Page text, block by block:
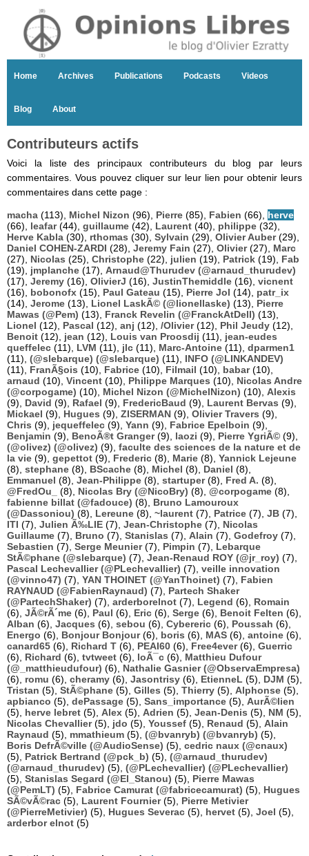
Home Archives Publications Podcasts Videos
Blog About
Contributeurs actifs
Voici la liste des principaux contributeurs du blog par leurs
commentaires. Vous pouvez cliquer sur leur lien pour obtenir leurs
commentaires dans cette page :
macha (113), Michel Nizon (96), Pierre (85), Fabien (66), herve
(66), leafar(44), guillaume (42), Laurent (40), philippe (32),
Herve Kabla (30), rthomas (30), Sylvain (29), Olivier Auber(29),
Daniel COHEN-ZARDI (28), Jeremy Fain (27), Olivier(27), Marc
(27), Nicolas (25), Christophe (22), julien (19), Patrick (19), Fab
(19), jmplanche (17), Arnaud@Thurudev (@arnaud_thurudev)
(17), Jeremy (16), OlivierJ (16), JustinThemiddle (16), vicnent
(16), bobonofx (15), Paul Gateau (15), Pierre Jol (14), patr_ix
(14), Jerome (13), Lionel LaskÃ© (@lionellaske) (13), Pierre
Mawas (@Pem) (13), Franck Revelin (@FranckAtDell) (13),
Lionel (12), Pascal (12), anj (12), /Olivier(12), Phil Jeudy (12),
Benoit (12), jean (12), Louis van Proosdij (11), jean-eudes
queffelec (11), LVM (11), jlc (11), Marc-Antoine (11), dparmen1
(11), (@slebarque) (@slebarque) (11), INFO (@LINKANDEV)
(11), FranÃ§ois (10), Fabrice (10), Filmail (10), babar(10),
arnaud (10), Vincent (10), Philippe Marques (10), Nicolas Andre
(@corpogame) (10), Michel Nizon (@MichelNizon) (10), Alexis
(9), David (9), Rafael (9), FredericBaud (9), Laurent Bervas (9),
Mickael (9), Hugues (9), ZISERMAN (9), Olivier Travers (9),
Chris (9), jequeffelec (9), Yann (9), Fabrice Epelboin (9),
Benjamin (9), BenoÃ®t Granger(9), laozi (9), Pierre YgriÃ© (9),
(@olivez) (@olivez) (9), faculte des sciences de la nature et de
la vie (9), gepettot (9), Frederic (8), Marie (8), Yannick Lejeune
(8), stephane (8), BScache (8), Michel (8), Daniel (8),
Emmanuel (8), Jean-Philippe (8), startuper(8), Fred A. (8),
@FredOu_
(8), Nicolas Bry (@NicoBry) (8), @corpogame (8),
fabienne billat (@fadouce) (8), Bruno Lamouroux
(@Dassoniou) (8), Lereune (8), ~laurent (7), Patrice (7), JB (7),
ITI (7), Julien Ã‰LIE (7), Jean-Christophe (7), Nicolas
Guillaume (7), Bruno (7), Stanislas (7), Alain (7), Godefroy (7),
Sebastien (7), Serge Meunier(7), Pimpin (7), Lebarque
StÃ©phane (@slebarque) (7), Jean-Renaud ROY (@jr_roy) (7),
Pascal Lechevallier (@PLechevallier) (7), veille innovation
(@vinno47) (7), YAN THOINET (@YanThoinet) (7), Fabien
RAYNAUD (@FabienRaynaud) (7), Partech Shaker
(@PartechShaker) (7), arderborelnot (7), Legend (6), Romain
(6), JÃ©rÃ´me (6), Paul (6), Eric (6), Serge (6), Benoit Felten (6),
Alban (6), Jacques (6), sebou (6), Cybereric (6), Poussah (6),
Energo (6), Bonjour Bonjour(6), boris (6), MAS (6), antoine (6),
canard65 (6), Richard T (6), PEAI60 (6), Free4ever(6), Guerric
(6), Richard (6), tvtweet (6), loÃ¯c (6), Matthieu Dufour
(@_matthieudufour) (6), Nathalie Gasnier (@ObservaEmpresa)
(6), romu (6), cheramy (6), Jasontrisy (6), EtienneL (5), DJM (5),
Tristan (5), StÃ©phane (5), Gilles (5), Thierry (5), Alphonse (5),
apbianco (5), dePassage (5), Sans_importance (5), AurÃ©lien
(5), herve lebret (5), Alex (5), Adrien (5), Jean-Denis (5), NM (5),
Nicolas Chevallier(5), jdo (5), Youssef (5), Renaud (5), Alain
Raynaud (5), mmathieum (5), (@bvanryb) (@bvanryb) (5),
Boris DefrÃ©ville (@AudioSense) (5), cedric naux (@cnaux)
(5), Patrick Bertrand (@pck_b) (5), (@arnaud_thurudev)
(@arnaud_thurudev) (5), (@PLechevallier) (@PLechevallier)
(5), Stanislas Segard (@El_Stanou) (5), Pierre Mawas
(@PemLT) (5), Fabrice Camurat (@fabricecamurat) (5), Hugues
SÃ©vÃ©rac (5), Laurent Fournier(5), Pierre Metivier
(@PierreMetivier) (5), Hugues Severac (5), hervet (5), Joel (5),
arderbor elnot (5)